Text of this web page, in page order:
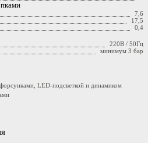
7,6
17,5
0,4
220В / 50Гц
минимум 3 бар
LED-подсветкой и динамиком